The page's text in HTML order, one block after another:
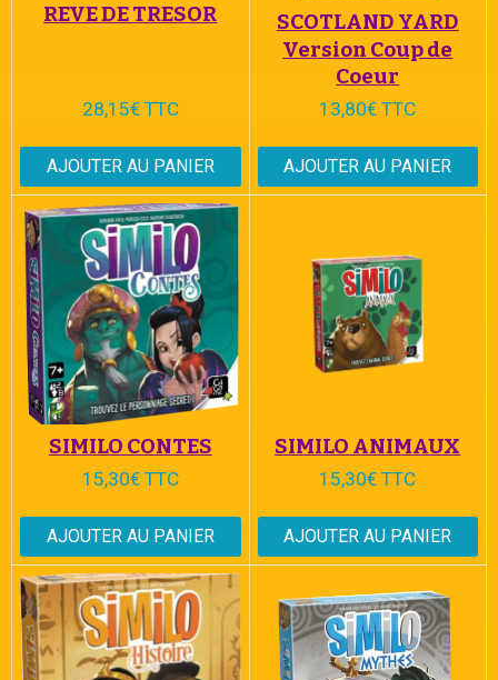
REVE DE TRESOR
28,15€ TTC
AJOUTER AU PANIER
SCOTLAND YARD
Version Coup de
Coeur
13,80€ TTC
AJOUTER AU PANIER
SIMILO CONTES
15,30€ TTC
AJOUTER AU PANIER
SIMILO ANIMAUX
15,30€ TTC
AJOUTER AU PANIER